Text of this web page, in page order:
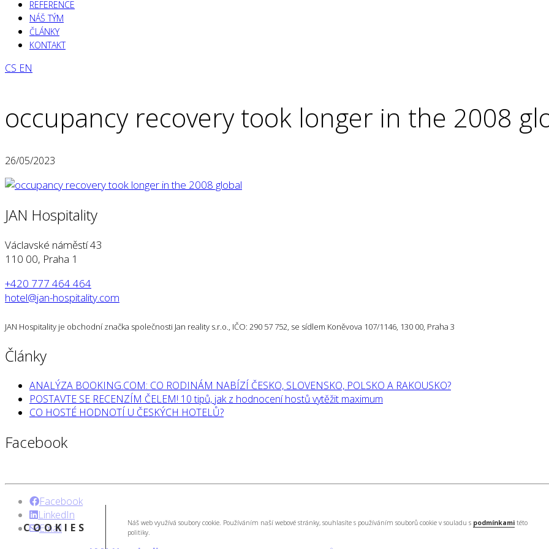
COOKIES Náš web využívá soubory cookie. Používáním naší webové stránky, souhlasíte s používáním souborů cookie v souladu s podmínkami této
politiky.
REFERENCE
NÁŠ TÝM
ČLÁNKY
KONTAKT
CS EN
occupancy recovery took longer in the 2008
26/05/2023
JAN Hospitality
Václavské náměstí 43
110 00, Praha 1
+420 777 464 464
hotel@jan-hospitality.com
JAN Hospitality je obchodní značka společnosti Jan reality s.r.o., IČO: 290 57 752, se sídlem Koněvova 107/1146, 130 00, Praha 3
Články
ANALÝZA BOOKING.COM: CO RODINÁM NABÍZÍ ČESKO, SLOVENSKO, POLSKO A RAKOUSKO?
POSTAVTE SE RECENZÍM ČELEM! 10 tipů, jak z hodnocení hostů vytěžit maximum
CO HOSTÉ HODNOTÍ U ČESKÝCH HOTELŮ?
Facebook
Facebook
LinkedIn
Email